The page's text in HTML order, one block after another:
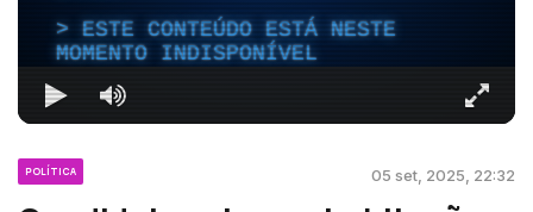
ESTE CONTEÚDO ESTÁ NESTE
MOMENTO INDISPONÍVEL
POLÍTICA 05 set, 2025, 22:32